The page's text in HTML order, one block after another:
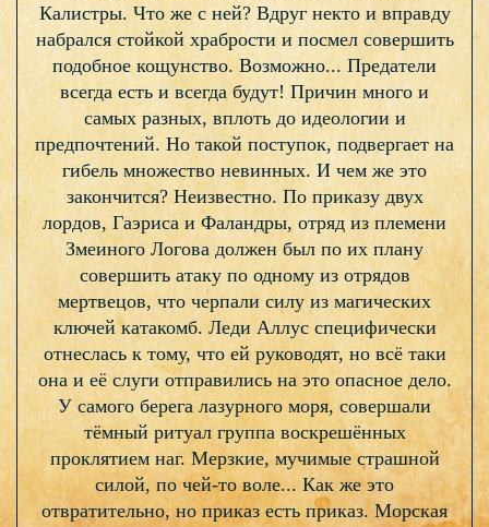
Калистры. Что же с ней? Вдруг некто и вправду
набрался стойкой храбрости и посмел совершить
подобное кощунство. Возможно... Предатели
всегда есть и всегда будут! Причин много и
самых разных, вплоть до идеологии и
предпочтений. Но такой поступок, подвергает на
гибель множество невинных. И чем же это
закончится? Неизвестно. По приказу двух
лордов, Гаэриса и Фаландры, отряд из племени
Змеиного Логова должен был по их плану
совершить атаку по одному из отрядов
мертвецов, что черпали силу из магических
ключей катакомб. Леди Аллус специфически
отнеслась к тому, что ей руководят, но всё таки
она и её слуги отправились на это опасное дело.
У самого берега лазурного моря, совершали
тёмный ритуал группа воскрешённых
проклятием наг. Мерзкие, мучимые страшной
силой, по чей-то воле... Как же это
отвратительно, но приказ есть приказ. Морская